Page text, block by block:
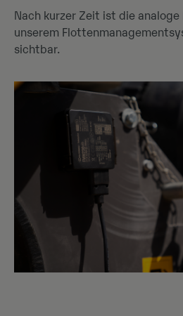
Nach kurzer Zeit ist die
unserem
sichtbar.